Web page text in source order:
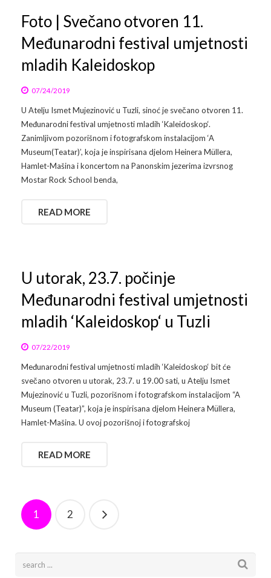
Foto | Svečano otvoren 11.
Međunarodni festival umjetnosti
mladih Kaleidoskop
07/24/2019
U Atelju Ismet Mujezinović u Tuzli, sinoć je svečano otvoren 11.
Međunarodni festival umjetnosti mladih ‘Kaleidoskop‘.
Zanimljivom pozorišnom i fotografskom instalacijom ‘A
Museum(Teatar)’, koja je inspirisana djelom Heinera Müllera,
Hamlet-Mašina i koncertom na Panonskim jezerima izvrsnog
Mostar Rock School benda,
READ MORE
U utorak, 23.7. počinje
Međunarodni festival umjetnosti
mladih ‘Kaleidoskop‘ u Tuzli
07/22/2019
Međunarodni festival umjetnosti mladih ‘Kaleidoskop‘ bit će
svečano otvoren u utorak, 23.7. u 19.00 sati, u Atelju Ismet
Mujezinović u Tuzli, pozorišnom i fotografskom instalacijom “A
Museum (Teatar)”, koja je inspirisana djelom Heinera Müllera,
Hamlet-Mašina. U ovoj pozorišnoj i fotografskoj
READ MORE
1 2